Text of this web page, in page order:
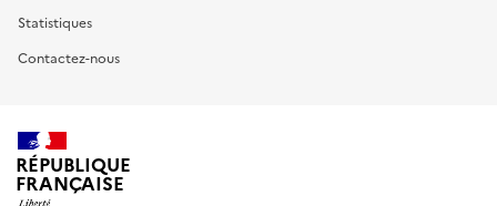
Statistiques
Contactez-nous
RÉPUBLIQUE
FRANÇAISE